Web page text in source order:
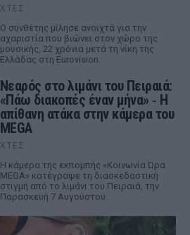
ΧΤΕΣ
Ο συνθέτης μίλησε ανοιχτά για την
αχαριστία που βιώνει στον χώρο της
μουσικής, 22 χρόνια μετά τη νίκη της
Ελλάδας στη Eurovision.
Νεαρός στο λιμάνι του Πειραιά:
«Πάω διακοπές έναν μήνα» ‑ Η
απίθανη ατάκα στην κάμερα του
MEGA
ΧΤΕΣ
Η κάμερα της εκπομπής «Κοινωνία Ώρα
MEGA» κατέγραψε τη διασκεδαστική
στιγμή από το λιμάνι του Πειραιά, την
Παρασκευή 7 Αυγούστου.